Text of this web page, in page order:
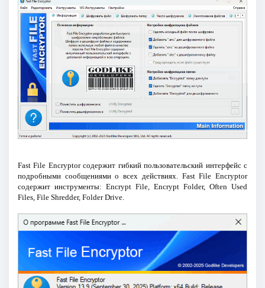
Fast File Encryptor содержит гибкий пользовательский интерфейс с
подробными сообщениями о всех действиях. Fast File Encryptor
содержит инструменты: Encrypt File, Encrypt Folder, Often Used
Files, File Shredder, Folder Drive.